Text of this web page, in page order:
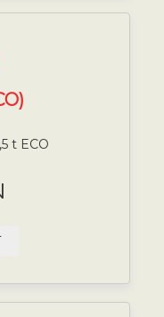
t ECO